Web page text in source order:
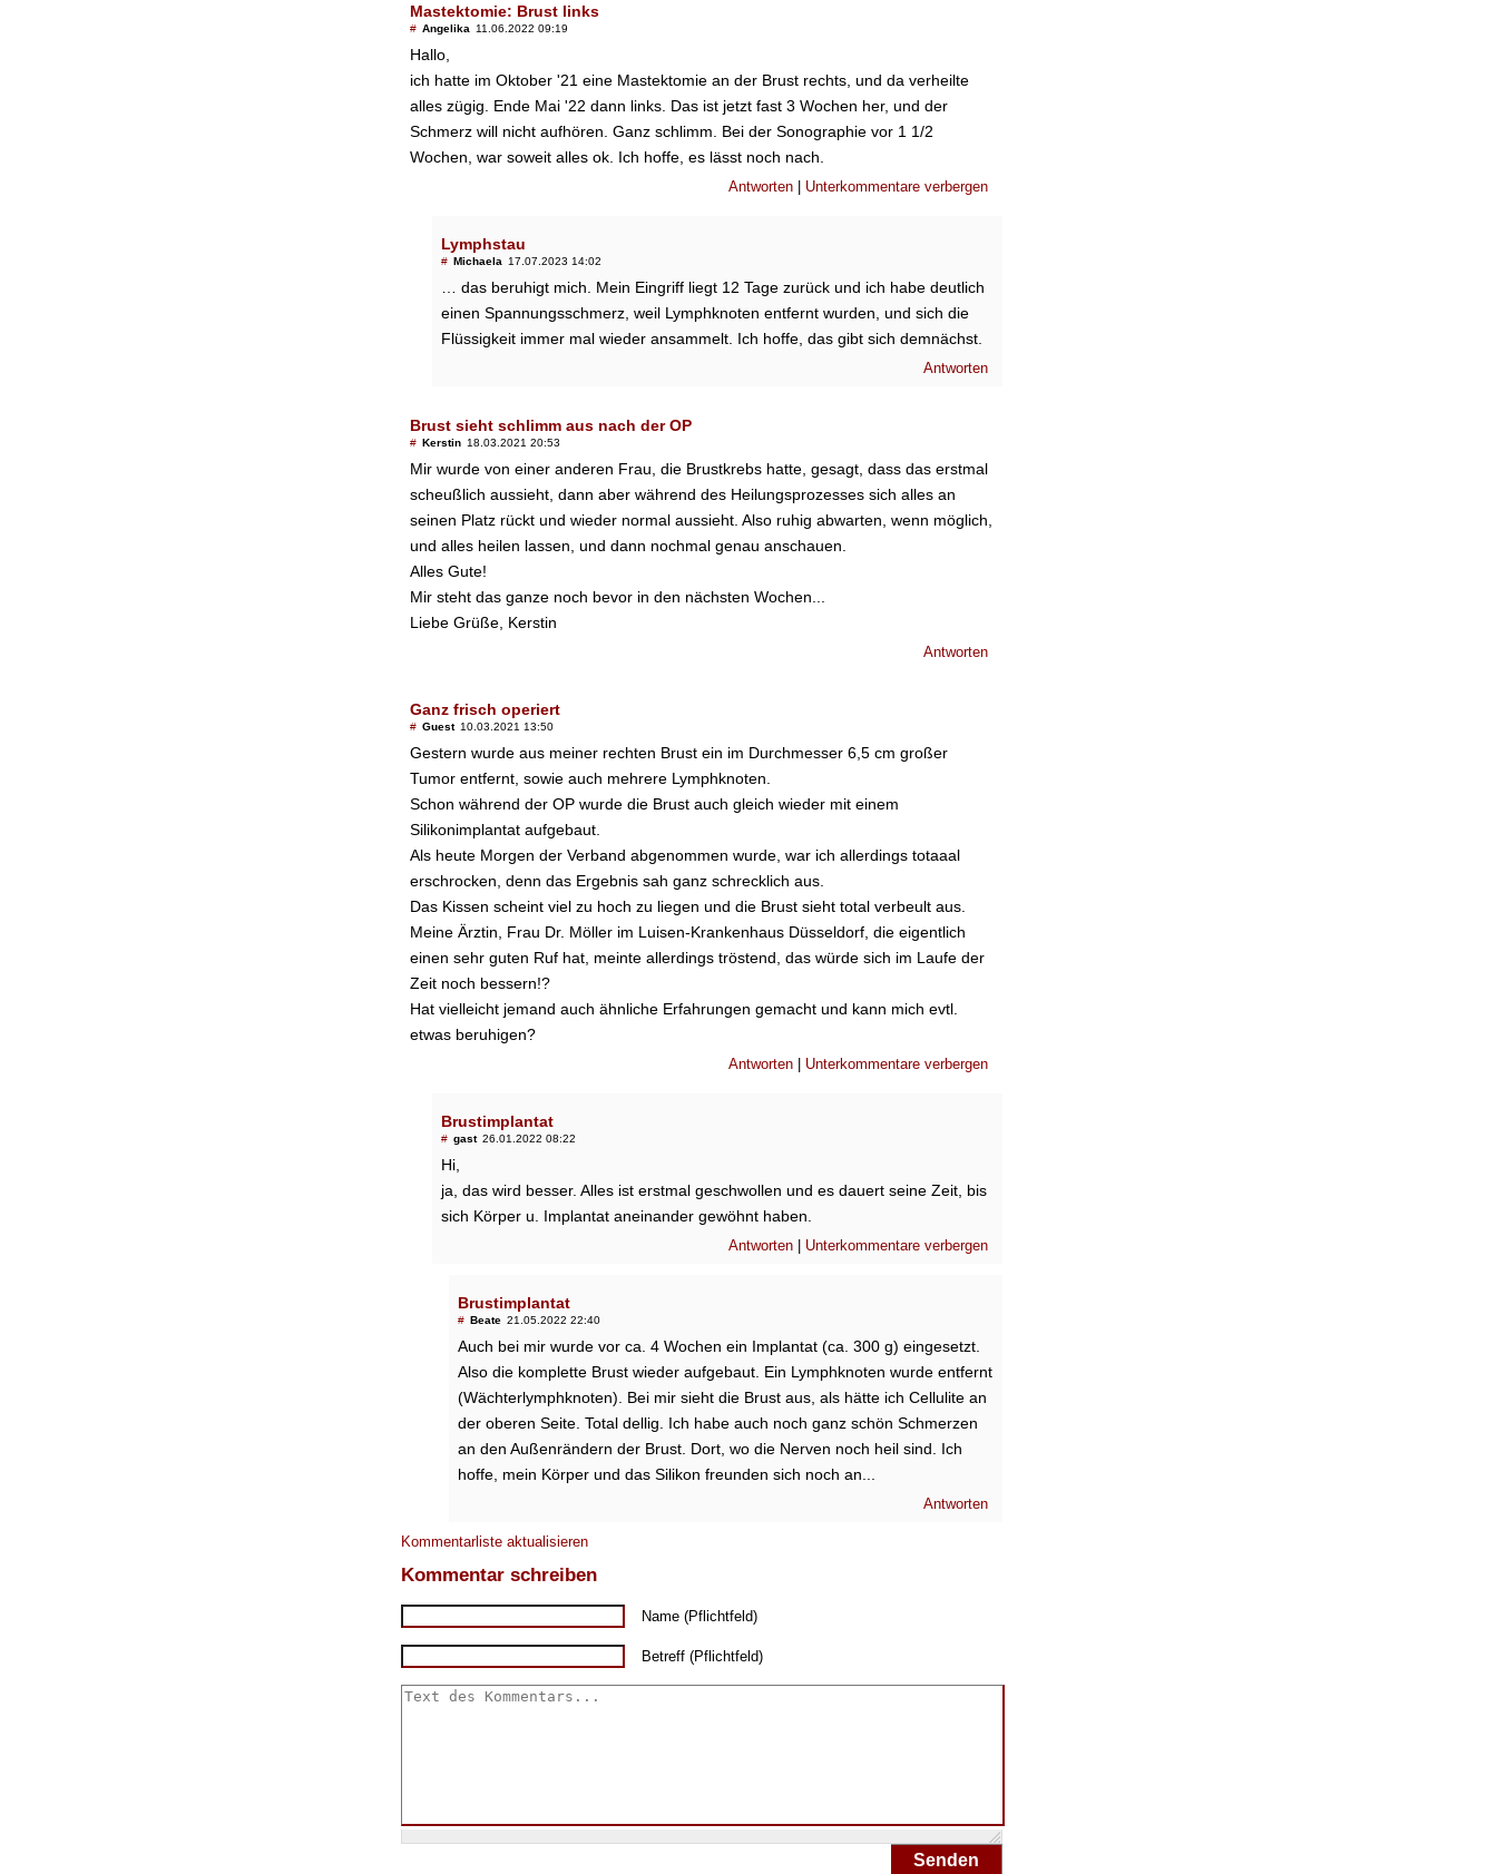
Mastektomie: Brust links
# Angelika 11.06.2022 09:19
Hallo,
ich hatte im Oktober '21 eine Mastektomie an der Brust rechts, und da verheilte
alles zügig. Ende Mai '22 dann links. Das ist jetzt fast 3 Wochen her, und der
Schmerz will nicht aufhören. Ganz schlimm. Bei der Sonographie vor 1 1/2
Wochen, war soweit alles ok. Ich hoffe, es lässt noch nach.
Antworten Unterkommentare verbergen
Lymphstau
# Michaela 17.07.2023 14:02
… das beruhigt mich. Mein Eingriff liegt 12 Tage zurück und ich habe deutlich
einen Spannungsschmerz, weil Lymphknoten entfernt wurden, und sich die
Flüssigkeit immer mal wieder ansammelt. Ich hoffe, das gibt sich demnächst.
Antworten
Brust sieht schlimm aus nach der OP
# Kerstin 18.03.2021 20:53
Mir wurde von einer anderen Frau, die Brustkrebs hatte, gesagt, dass das erstmal
scheußlich aussieht, dann aber während des Heilungsprozesses sich alles an
seinen Platz rückt und wieder normal aussieht. Also ruhig abwarten, wenn möglich,
und alles heilen lassen, und dann nochmal genau anschauen.
Alles Gute!
Mir steht das ganze noch bevor in den nächsten Wochen...
Liebe Grüße, Kerstin
Antworten
Ganz frisch operiert
# Guest 10.03.2021 13:50
Gestern wurde aus meiner rechten Brust ein im Durchmesser 6,5 cm großer
Tumor entfernt, sowie auch mehrere Lymphknoten.
Schon während der OP wurde die Brust auch gleich wieder mit einem
Silikonimplantat aufgebaut.
Als heute Morgen der Verband abgenommen wurde, war ich allerdings totaaal
erschrocken, denn das Ergebnis sah ganz schrecklich aus.
Das Kissen scheint viel zu hoch zu liegen und die Brust sieht total verbeult aus.
Meine Ärztin, Frau Dr. Möller im Luisen-Krankenhaus Düsseldorf, die eigentlich
einen sehr guten Ruf hat, meinte allerdings tröstend, das würde sich im Laufe der
Zeit noch bessern!?
Hat vielleicht jemand auch ähnliche Erfahrungen gemacht und kann mich evtl.
etwas beruhigen?
Antworten Unterkommentare verbergen
Brustimplantat
# gast 26.01.2022 08:22
Hi,
ja, das wird besser. Alles ist erstmal geschwollen und es dauert seine Zeit, bis
sich Körper u. Implantat aneinander gewöhnt haben.
Antworten Unterkommentare verbergen
Brustimplantat
# Beate 21.05.2022 22:40
Auch bei mir wurde vor ca. 4 Wochen ein Implantat (ca. 300 g) eingesetzt.
Also die komplette Brust wieder aufgebaut. Ein Lymphknoten wurde entfernt
(Wächterlymphknoten). Bei mir sieht die Brust aus, als hätte ich Cellulite an
der oberen Seite. Total dellig. Ich habe auch noch ganz schön Schmerzen
an den Außenrändern der Brust. Dort, wo die Nerven noch heil sind. Ich
hoffe, mein Körper und das Silikon freunden sich noch an...
Antworten
Kommentarliste aktualisieren
Kommentar schreiben
Name (Pflichtfeld)
Betreff (Pflichtfeld)
Senden